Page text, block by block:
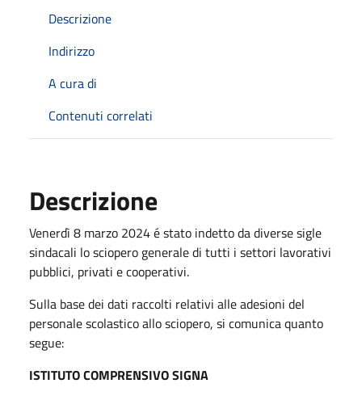
Descrizione
Indirizzo
A cura di
Contenuti correlati
Descrizione
Venerdì 8 marzo 2024 é stato indetto da diverse sigle
sindacali lo sciopero generale di tutti i settori lavorativi
pubblici, privati e cooperativi.
Sulla base dei dati raccolti relativi alle adesioni del
personale scolastico allo sciopero, si comunica quanto
segue:
ISTITUTO COMPRENSIVO SIGNA